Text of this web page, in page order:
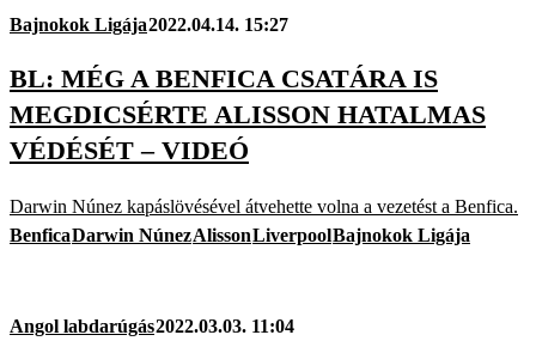
Bajnokok Ligája2022.04.14. 15:27
BL: MÉG A BENFICA CSATÁRA IS
MEGDICSÉRTE ALISSON HATALMAS
VÉDÉSÉT – VIDEÓ
Darwin Núnez kapáslövésével átvehette volna a vezetést a Benfica.
BenficaDarwin NúnezAlissonLiverpoolBajnokok Ligája
Angol labdarúgás2022.03.03. 11:04